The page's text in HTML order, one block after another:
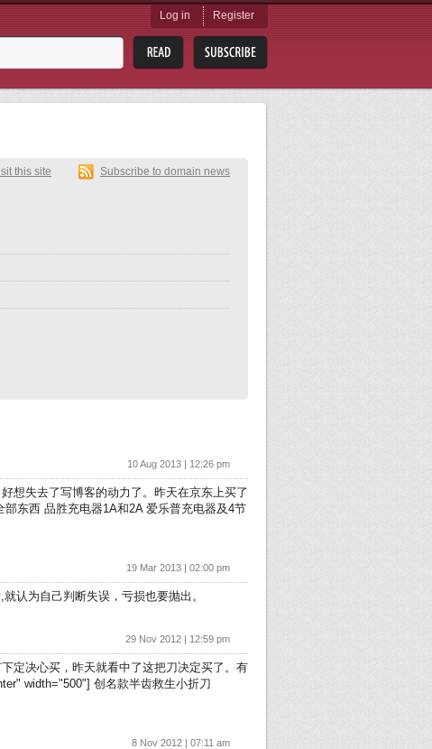
Log in Register
this site Subscribe to domain news
10 Aug 2013 | 12:26 pm
想失去了写博客的动力了。昨天在京东上买了
东西 品胜充电器1A和2A 爱乐普充电器及4节
19 Mar 2013 | 02:00 pm
认为自己判断失误，亏损也要抛出。
29 Nov 2012 | 12:59 pm
定决心买，昨天就看中了这把刀决定买了。有
width="500"] 创名款半齿救生小折刀
8 Nov 2012 | 07:11 am